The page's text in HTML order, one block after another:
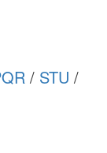
/ STU /